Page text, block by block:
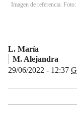
Imagen de referencia.
L. María
M. Alejandra
29/06/2022 - 12:37